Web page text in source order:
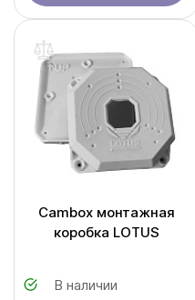
Cambox монтажная
коробка LOTUS
В наличии